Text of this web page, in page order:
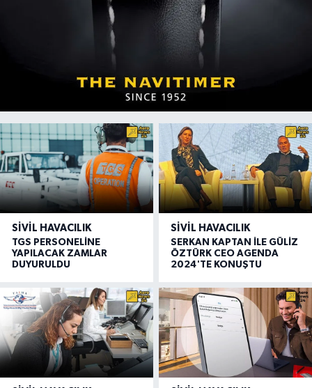
SIVIL HAVACILIK
TGS PERSONELİNE
YAPILACAK ZAMLAR
DUYURULDU
SIVIL HAVACILIK
SERKAN KAPTAN İLE GÜLİZ
ÖZTÜRK CEO AGENDA
2024'TE KONUŞTU